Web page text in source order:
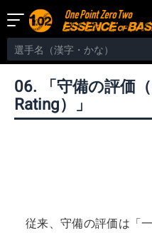
06. 「守備の評価
Rating）」
従来、守備の評価は「